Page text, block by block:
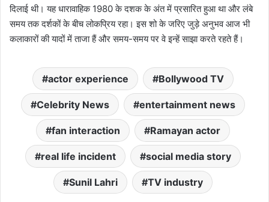
दिलाई थी। यह धारावाहिक 1980 के दशक के अंत में प्रसारित हुआ था और लंबे
समय तक दर्शकों के बीच लोकप्रिय रहा। इस शो के जरिए जुड़े अनुभव आज भी
कलाकारों की यादों में ताजा हैं और समय-समय पर वे इन्हें साझा करते रहते हैं।
actor experience Bollywood TV
Celebrity News entertainment news
fan interaction Ramayan actor
real life incident social media story
Sunil Lahri TV industry